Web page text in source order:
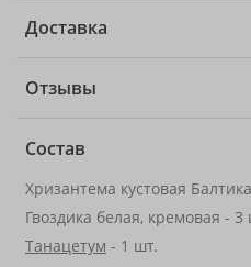
Доставка
Отзывы
Состав
Хризантема кустовая
Гвоздика белая, кремовая - 3
Танацетум - 1 шт.